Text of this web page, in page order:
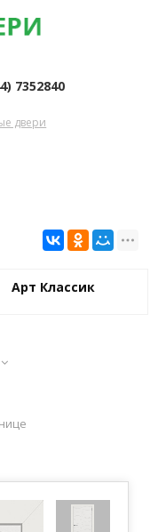
7352840
двери
Арт Классик